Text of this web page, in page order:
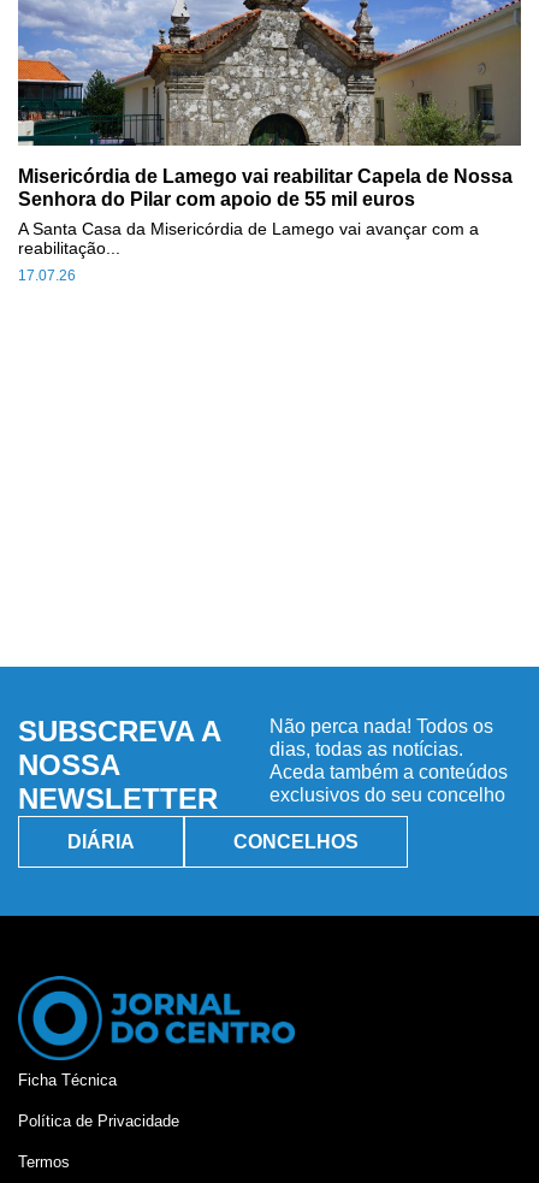
Misericórdia de Lamego vai reabilitar Capela de Nossa
Senhora do Pilar com apoio de 55 mil euros
17.07.26
A Santa Casa da Misericórdia de Lamego vai avançar com a
reabilitação...
SUBSCREVA A
NOSSA
NEWSLETTER
Não perca nada! Todos os
dias, todas as notícias.
Aceda também a conteúdos
exclusivos do seu concelho
DIÁRIA CONCELHOS
Ficha Técnica
Política de Privacidade
Termos